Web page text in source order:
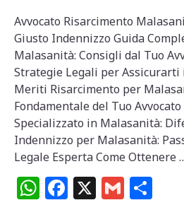
Avvocato Risarcimento
Giusto Indennizzo Guida
Malasanità: Consigli dal Tuo
Strategie Legali per Assicurarti
Meriti Risarcimento per
Fondamentale del Tuo Avvocato
Specializzato in Malasanità:
Indennizzo per Malasanità:
Legale Esperta Come Ottenere
W F X G